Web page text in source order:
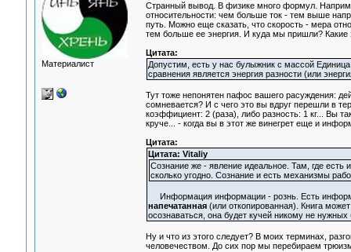
Материалист
Странный вывод. В физике много формул.
относительности: чем больше ток - тем выше
путь. Можно еще сказать, что скорость - мера
тем больше ее энергия. И куда мы пришли?
Цитата:
Допустим, есть у нас булыжник с массой
сравнения является энергия разности (или
Тут тоже непонятен пафос вашего расуждения:
сомневается? И с чего это вы вдруг перешли в
коэффициент: 2 (раза), либо разность: 1 кг... Вы
круче... - когда вы в этот же винегрет еще и
Цитата:
Цитата: Vitaliy
Сознание же - явление идеальное. Там, где есть
сколько угодно. Сознание и есть механизмы
Информация информации - рознь. Есть
напечатанная(или откопированная). Книга
осознаваться, она будет кучей никому не нужных
Ну и что из этого следует? В моих терминах,
человечеством. До сих пор мы перебираем